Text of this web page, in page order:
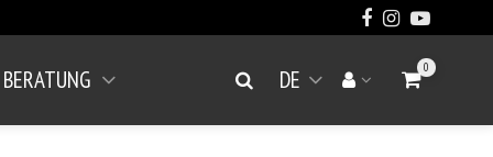
BERATUNG Suche DE
Menü öffnen
Ihr Konto Warenkorb
0